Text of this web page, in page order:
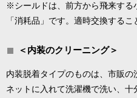
※シールドは、前方から飛来する
「消耗品」です。適時交換するこ
＜内装のクリーニング＞
内装脱着タイプのものは、市販
ネットに入れて洗濯機で洗い、十